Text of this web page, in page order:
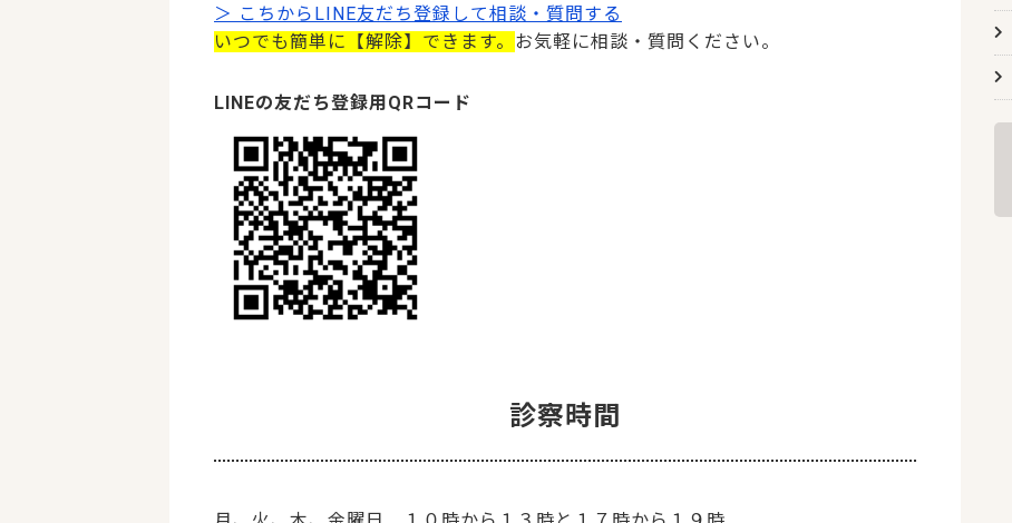
＞ こちからLINE友だち登録して相談・質問する
いつでも簡単に【解除】できます。 お気軽に相談・質問ください。
LINEの友だち登録用QRコード
診察時間